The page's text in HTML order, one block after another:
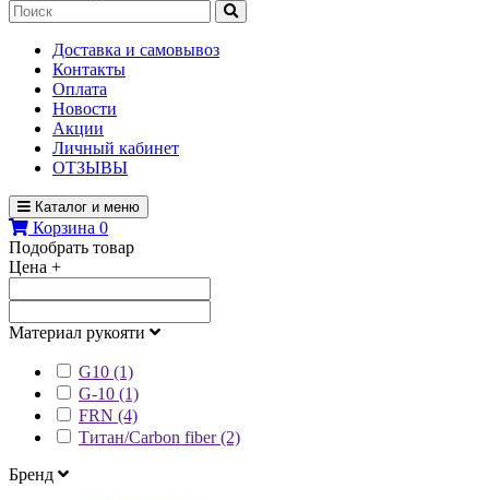
Доставка и самовывоз
Контакты
Оплата
Новости
Акции
Личный кабинет
ОТЗЫВЫ
Каталог и меню
Корзина 0
Подобрать товар
Цена +
Материал рукояти
G10 (1)
G-10 (1)
FRN (4)
Титан/Carbon fiber (2)
Бренд